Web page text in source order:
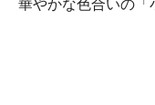
華やかな色合いの「